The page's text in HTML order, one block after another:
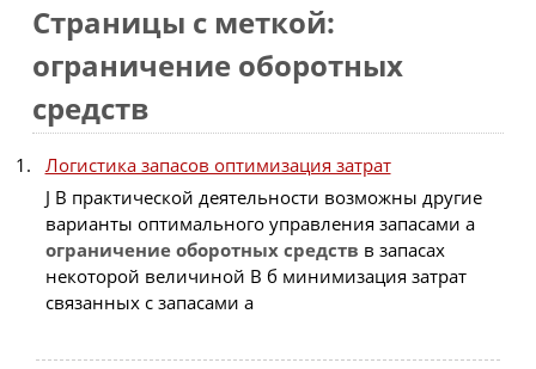
Страницы с меткой:
ограничение оборотных
средств
Логистика запасов оптимизация затрат
J В практической деятельности возможны другие
варианты оптимального управления запасами а
ограничение оборотных средств в запасах
некоторой величиной B б минимизация затрат
связанных с запасами а